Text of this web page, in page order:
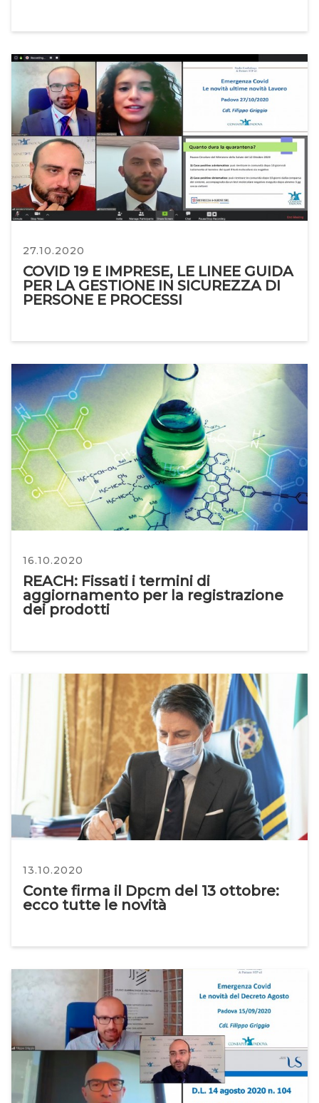
27.10.2020
COVID 19 E IMPRESE, LE LINEE GUIDA
PER LA GESTIONE IN SICUREZZA DI
PERSONE E PROCESSI
16.10.2020
REACH: Fissati i termini di
aggiornamento per la registrazione
dei prodotti
13.10.2020
Conte firma il Dpcm del 13 ottobre:
ecco tutte le novità